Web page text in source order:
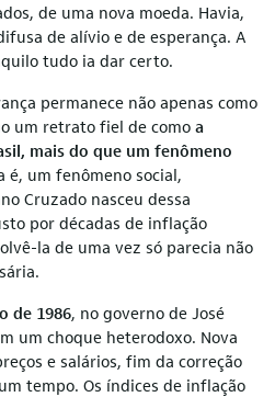
de uma nova moeda. Havia,
de alívio e de esperança. A
tudo ia dar certo.
permanece não apenas como
um retrato fiel de como a
mais do que um fenômeno
é, um fenômeno social,
Cruzado nasceu dessa
por décadas de inflação
la de uma vez só parecia não
de 1986, no governo de José
um choque heterodoxo. Nova
e salários, fim da correção
tempo. Os índices de inflação